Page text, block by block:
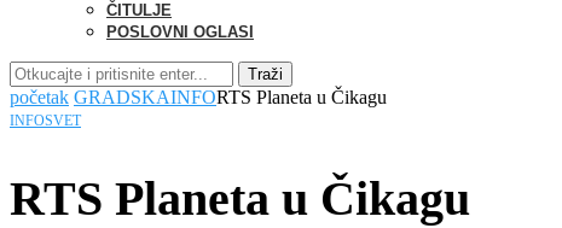
ČITULJE
POSLOVNI OGLASI
Traži
početak GRADSKAINFORTS Planeta u Čikagu
INFOSVET
RTS Planeta u Čikagu